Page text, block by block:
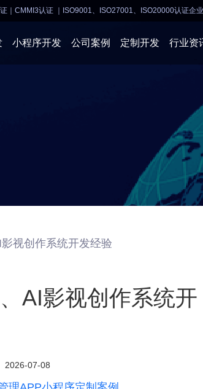
｜CMMI3认证 ｜ISO9001、ISO27001、ISO20000认证企业
小程序开发 公司案例 定制开发 行业资
小程序
系统开发
物联网
网站建设
企业经营
商业行情
视创作系统开发经验
AI影视创作系统开
2026-07-08